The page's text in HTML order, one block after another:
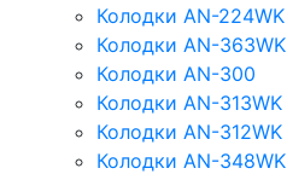
Колодки AN-224WK
Колодки AN-363WK
Колодки AN-300
Колодки AN-313WK
Колодки AN-312WK
Колодки AN-348WK